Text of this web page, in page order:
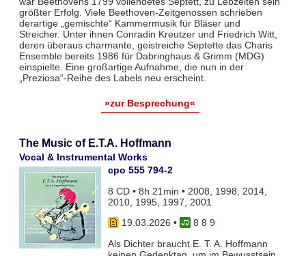
größter Erfolg. Viele Beethoven-Zeitgenossen schrieben
derartige „gemischte“ Kammermusik für Bläser und
Streicher. Unter ihnen Conradin Kreutzer und Friedrich Witt,
deren überaus charmante, geistreiche Septette das Charis
Ensemble bereits 1986 für Dabringhaus & Grimm (MDG)
einspielte. Eine großartige Aufnahme, die nun in der
„Preziosa“-Reihe des Labels neu erscheint.
»zur Besprechung«
The Music of E.T.A. Hoffmann
Vocal & Instrumental Works
cpo 555 794-2
8 CD • 8h 21min • 2008, 1998, 2014,
2010, 1995, 1997, 2001
19.03.2026 •
8 8 9
Als Dichter braucht E. T. A. Hoffmann